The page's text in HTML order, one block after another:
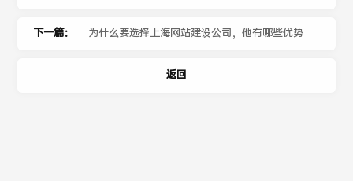
下一篇： 为什么要选择上海网站建设公司，他有哪些优势
返回